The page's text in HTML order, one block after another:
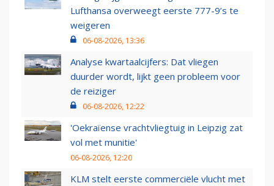
Lufthansa overweegt eerste 777-9’s te
weigeren
06-08-2026, 13:36
Analyse kwartaalcijfers: Dat vliegen
duurder wordt, lijkt geen probleem voor
de reiziger
06-08-2026, 12:22
'Oekraïense vrachtvliegtuig in Leipzig zat
vol met munitie'
06-08-2026, 12:20
KLM stelt eerste commerciële vlucht met